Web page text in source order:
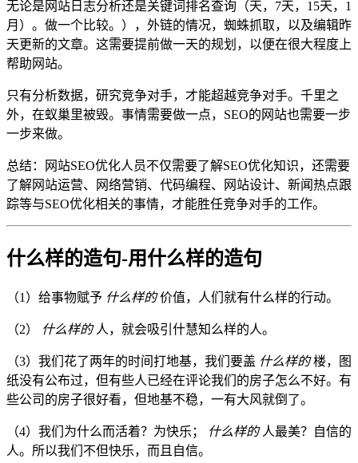
无论是网站日志分析还是关键词排名查询（天，7天，15天，1
月）。做一个比较。），外链的情况，蜘蛛抓取，以及编辑昨
天更新的文章。这需要提前做一天的规划，以便在很大程度上
帮助网站。
只有分析数据，研究竞争对手，才能超越竞争对手。千里之
外，在蚁巢里被毁。事情需要做一点，SEO的网站也需要一步
一步来做。
总结：网站SEO优化人员不仅需要了解SEO优化知识，还需要
了解网站运营、网络营销、代码编程、网站设计、新闻热点跟
踪等与SEO优化相关的事情，才能胜任竞争对手的工作。
什么样的造句-用什么样的造句
（1）给事物赋予 什么样的价值，人们就有什么样的行动。
（2） 什么样的 人，就会吸引什慧知么样的人。
（3）我们花了两年的时间打地基，我们要盖 什么样的楼，图
纸没有公布过，但有些人已经在评论我们的房子怎么不好。有
些公司的房子很好看，但地基不稳，一有大风就倒了。
（4）我们为什么而活着？为快乐； 什么样的 人最美？自信的
人。所以我们不但快乐，而且自信。